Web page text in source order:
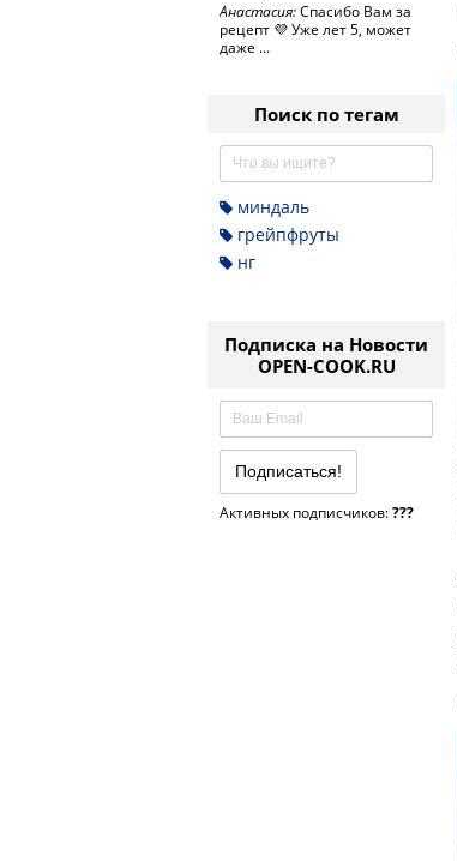
Анастасия:Спасибо Вам за
рецепт 💜 Уже лет 5, может
даже ...
Поиск по тегам
миндаль
грейпфруты
нг
Подписка на Новости
OPEN-COOK.RU
Активных подписчиков:???